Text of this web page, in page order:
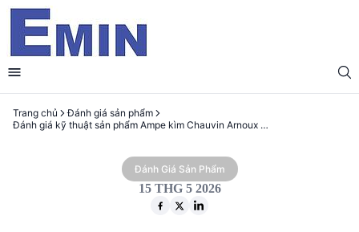
Trang chủ
Đánh giá sản phẩm
Đánh giá kỹ thuật sản phẩm Ampe kìm Chauvin Arnoux MA200/17 (AC 450A)
Đánh Giá Sản Phẩm
15 THG 5 2026